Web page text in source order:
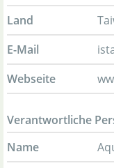
Land
E-Mail
Webseite
Verantwortliche
Name